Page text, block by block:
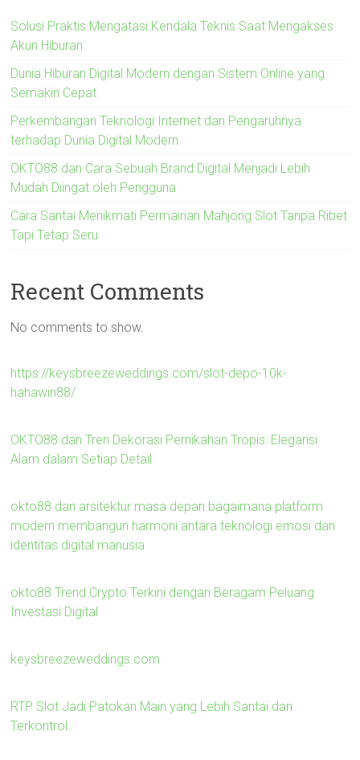
Solusi Praktis Mengatasi Kendala Teknis Saat Mengakses
Akun Hiburan
Dunia Hiburan Digital Modern dengan Sistem Online yang
Semakin Cepat
Perkembangan Teknologi Internet dan Pengaruhnya
terhadap Dunia Digital Modern
OKTO88 dan Cara Sebuah Brand Digital Menjadi Lebih
Mudah Diingat oleh Pengguna
Cara Santai Menikmati Permainan Mahjong Slot Tanpa Ribet
Tapi Tetap Seru
Recent Comments
No comments to show.
https://keysbreezeweddings.com/slot-depo-10k-
hahawin88/
OKTO88 dan Tren Dekorasi Pernikahan Tropis: Elegansi
Alam dalam Setiap Detail
okto88 dan arsitektur masa depan bagaimana platform
modern membangun harmoni antara teknologi emosi dan
identitas digital manusia
okto88 Trend Crypto Terkini dengan Beragam Peluang
Investasi Digital
keysbreezeweddings.com
RTP Slot Jadi Patokan Main yang Lebih Santai dan
Terkontrol